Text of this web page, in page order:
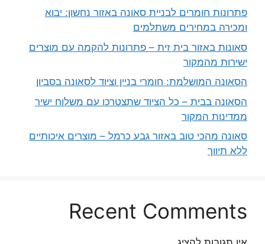
פתרונות חומרים לבניית סאונה באזור נחשון: יבוא
ומכירה במחירים משתלמים
סאונות באזור בית זית – פתרונות להקמה עם מוצרים
ישירות מהמקור
הסאונה המושלמת: חומרי בניין וציוד לסאונה בסביון
הסאונה בבית – כל הציוד שתצטרכו עם משלוח ישיר
ממדינות המקור
סאונה מהכי טוב באזור גבע כרמל – מוצרים איכותיים
ללא תיווך
Recent Comments